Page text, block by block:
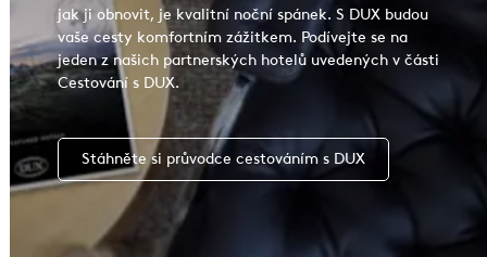
jak ji obnovit, je kvalitní noční spánek. S DUX budou
vaše cesty komfortním zážitkem. Podívejte se na
jeden z našich partnerských hotelů uvedených v části
Cestování s DUX.
Stáhněte si průvodce cestováním s DUX